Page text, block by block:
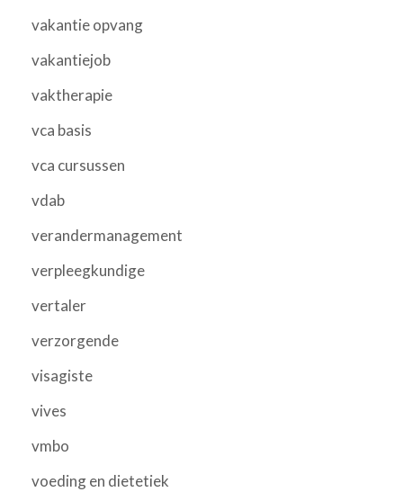
vakantie opvang
vakantiejob
vaktherapie
vca basis
vca cursussen
vdab
verandermanagement
verpleegkundige
vertaler
verzorgende
visagiste
vives
vmbo
voeding en dietetiek